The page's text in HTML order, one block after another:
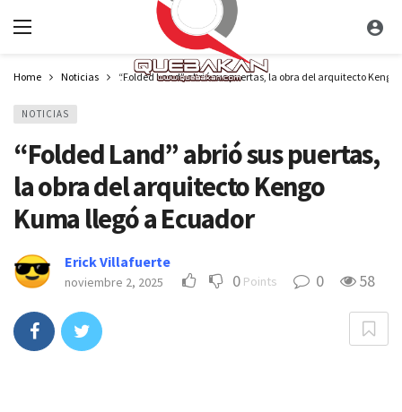
Home Noticias “Folded Land” abrió sus puertas, la obra del arquitecto Kengo
NOTICIAS
“Folded Land” abrió sus puertas,
la obra del arquitecto Kengo
Kuma llegó a Ecuador
Erick Villafuerte
noviembre 2, 2025 0 Points 0 58